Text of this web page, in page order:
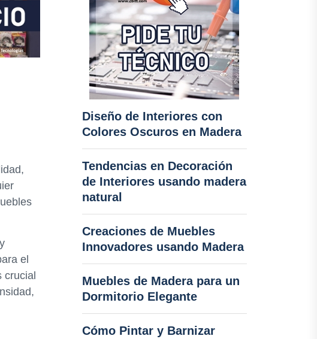
el
crucial
Diseño de Interiores con
Colores Oscuros en Madera
Tendencias en Decoración
de Interiores usando madera
natural
Creaciones de Muebles
Innovadores usando Madera
Muebles de Madera para un
Dormitorio Elegante
Cómo Pintar y Barnizar